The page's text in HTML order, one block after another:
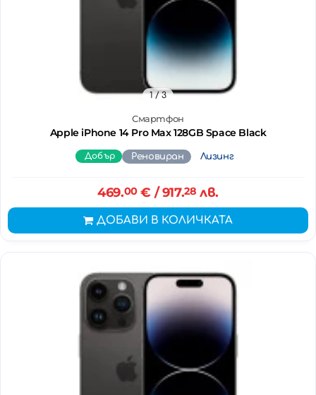
Смартфон
Apple iPhone 14 Pro Max 128GB Space Black
1/ 3
Добър Реновиран Лизинг
469.00€ / 917.28 лв.
ДОБАВИ В КОЛИЧКАТА